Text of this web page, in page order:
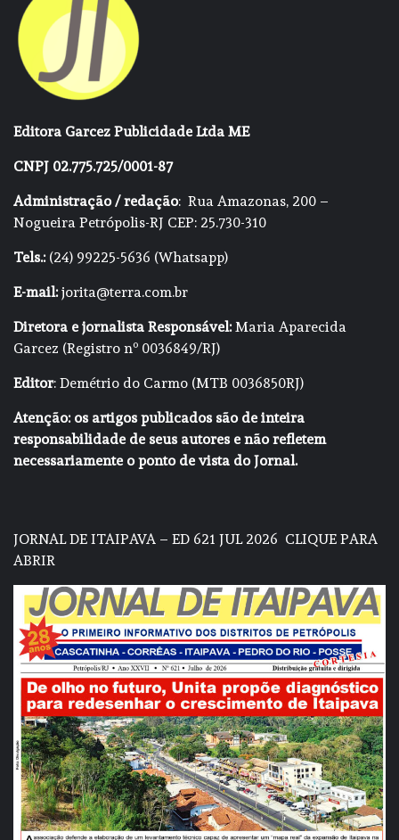
Editora Garcez Publicidade Ltda ME
CNPJ 02.775.725/0001-87
Administração / redação: Rua Amazonas, 200 –
Nogueira Petrópolis-RJ CEP: 25.730-310
Tels.:(24) 99225-5636 (Whatsapp)
E-mail:jorita@terra.com.br
Diretora e jornalista Responsável:Maria Aparecida
Garcez (Registro nº 0036849/RJ)
Editor: Demétrio do Carmo (MTB 0036850RJ)
Atenção: os artigos publicados são de inteira
responsabilidade de seus autores e não refletem
necessariamente o ponto de vista do Jornal.
JORNAL DE ITAIPAVA – ED 621 JUL 2026 CLIQUE PARA
ABRIR